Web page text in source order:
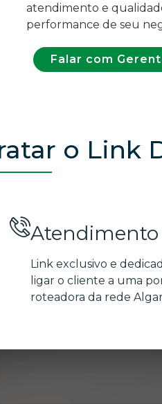
atendimento e
performance de seu
Falar com
o Link
Atendimento
Link exclusivo e
ligar o cliente a uma
roteadora da rede